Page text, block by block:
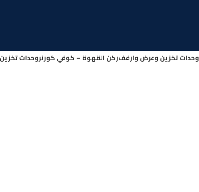
وحدات تخزين وعرض وارففركن القهوة – كوفي كورنروحدات